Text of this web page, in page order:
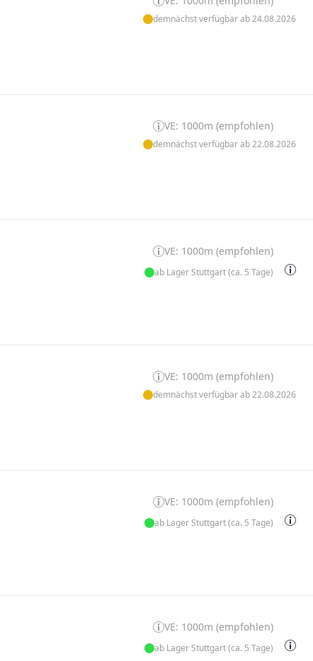
demnächst verfügbar ab 24.08.2026
VE: 1000m (empfohlen)
demnächst verfügbar ab 22.08.2026
VE: 1000m (empfohlen)
ab Lager Stuttgart (ca. 5 Tage)
VE: 1000m (empfohlen)
demnächst verfügbar ab 22.08.2026
VE: 1000m (empfohlen)
ab Lager Stuttgart (ca. 5 Tage)
VE: 1000m (empfohlen)
ab Lager Stuttgart (ca. 5 Tage)